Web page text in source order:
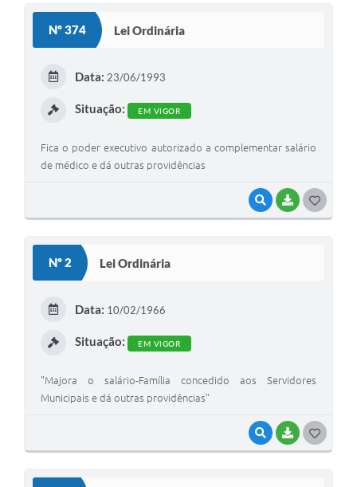
Nº 374 Lei Ordinária
VISUALIZAR
BAIXAR
Data: 23/06/1993
Situação: EM VIGOR
Fica o poder executivo autorizado a complementar salário
de médico e dá outras providências
Nº 2 Lei Ordinária
VISUALIZAR
BAIXAR
Data: 10/02/1966
Situação: EM VIGOR
"Majora o salário-Família concedido aos Servidores
Municipais e dá outras providências"